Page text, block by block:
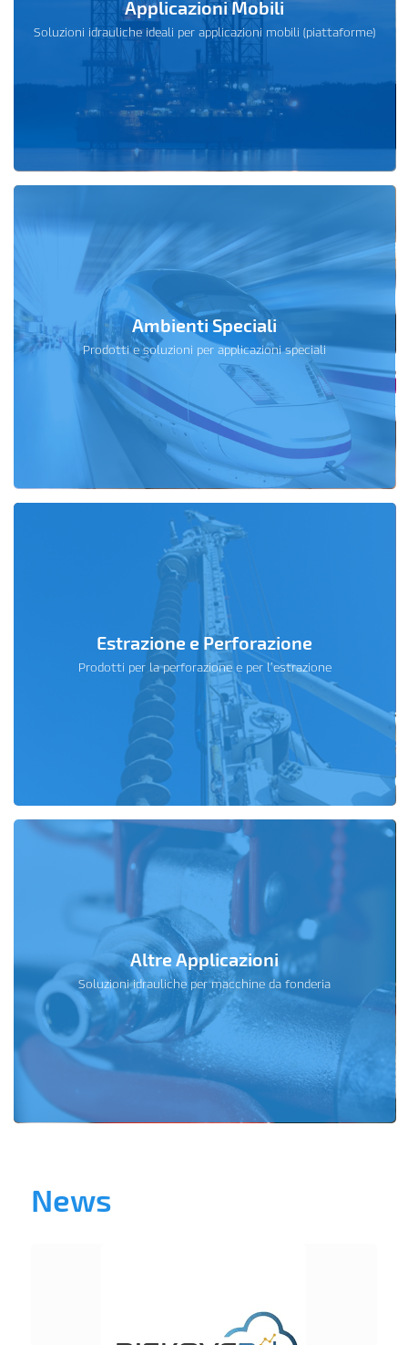
Applicazioni Mobili
Soluzioni idrauliche ideali per applicazioni mobili (piattaforme)
Ambienti Speciali
Prodotti e soluzioni per applicazioni speciali
Estrazione e Perforazione
Prodotti per la perforazione e per l’estrazione
Altre Applicazioni
Soluzioni idrauliche per macchine da fonderia
News